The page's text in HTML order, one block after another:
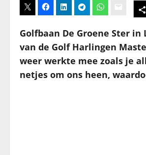
Golfbaan De Groene Ster
van de Golf Harlingen
weer werkte mee zoals je
netjes om ons heen,